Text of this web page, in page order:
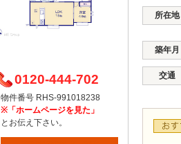
所在地
築年月
交通
0120-444-702
物件番号 RHS-991018238
※「ホームページを見た」
とお伝え下さい。